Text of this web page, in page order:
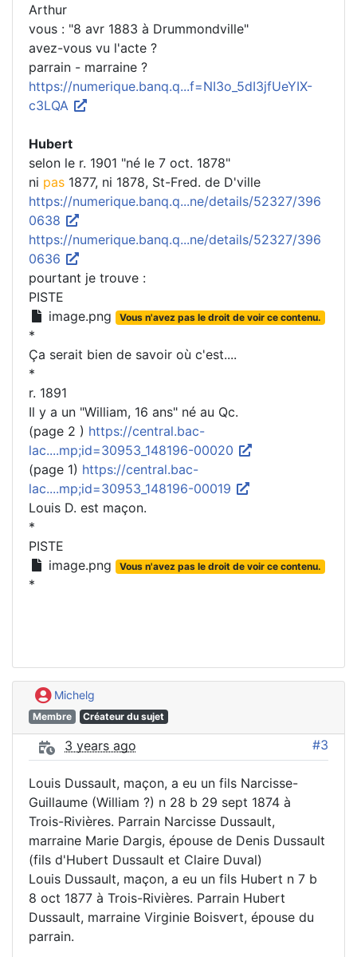
Arthur
vous : "8 avr 1883 à Drummondville"
avez-vous vu l'acte ?
parrain - marraine ?
https://numerique.banq.q...f=NI3o_5dI3jfUeYIX-
c3LQA
Hubert
selon le r. 1901 "né le 7 oct. 1878"
ni pas 1877, ni 1878, St-Fred. de D'ville
https://numerique.banq.q...ne/details/52327/396
0638
https://numerique.banq.q...ne/details/52327/396
0636
pourtant je trouve :
PISTE
image.png
Vous n'avez pas le droit de voir ce contenu.
*
Ça serait bien de savoir où c'est....
*
r. 1891
Il y a un "William, 16 ans" né au Qc.
(page 2 ) https://central.bac-
lac....mp;id=30953_148196-00020
(page 1) https://central.bac-
lac....mp;id=30953_148196-00019
Louis D. est maçon.
*
PISTE
image.png
Vous n'avez pas le droit de voir ce contenu.
*
Michelg
Membre Créateur du sujet
3 years ago #3
Louis Dussault, maçon, a eu un fils Narcisse-
Guillaume (William ?) n 28 b 29 sept 1874 à
Trois-Rivières. Parrain Narcisse Dussault,
marraine Marie Dargis, épouse de Denis Dussault
(fils d'Hubert Dussault et Claire Duval)
Louis Dussault, maçon, a eu un fils Hubert n 7 b
8 oct 1877 à Trois-Rivières. Parrain Hubert
Dussault, marraine Virginie Boisvert, épouse du
parrain.